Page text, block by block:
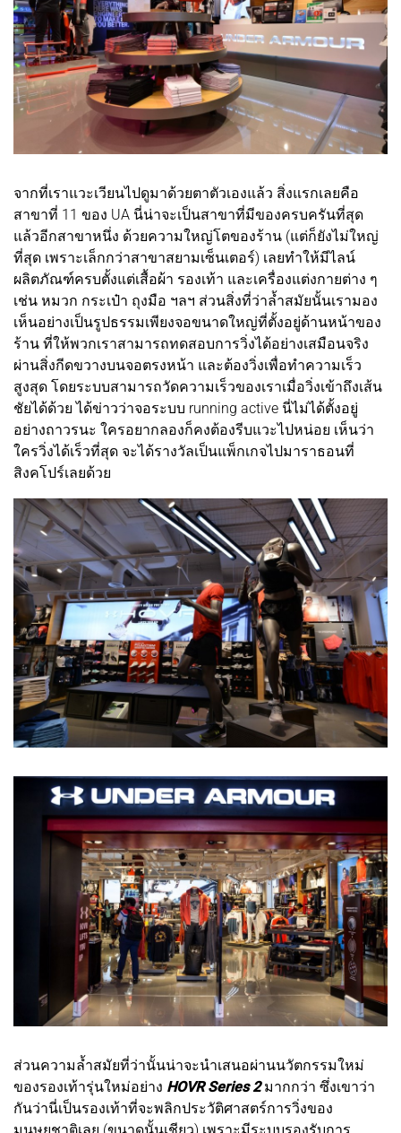
จากที่เราแวะเวียนไปดูมาด้วยตาตัวเองแล้ว สิ่งแรกเลยคือ
สาขาที่ 11 ของ UA นี่น่าจะเป็นสาขาที่มีของครบครันที่สุด
แล้วอีกสาขาหนึ่ง ด้วยความใหญ่โตของร้าน (แต่ก็ยังไม่ใหญ่
ที่สุด เพราะเล็กกว่าสาขาสยามเซ็นเตอร์) เลยทำให้มีไลน์
ผลิตภัณฑ์ครบตั้งแต่เสื้อผ้า รองเท้า และเครื่องแต่งกายต่าง ๆ
เช่น หมวก กระเป๋า ถุงมือ ฯลฯ ส่วนสิ่งที่ว่าล้ำสมัยนั้นเรามอง
เห็นอย่างเป็นรูปธรรมเพียงจอขนาดใหญ่ที่ตั้งอยู่ด้านหน้าของ
ร้าน ที่ให้พวกเราสามารถทดสอบการวิ่งได้อย่างเสมือนจริง
ผ่านสิ่งกีดขวางบนจอตรงหน้า และต้องวิ่งเพื่อทำความเร็ว
สูงสุด โดยระบบสามารถวัดความเร็วของเราเมื่อวิ่งเข้าถึงเส้น
ชัยได้ด้วย ได้ข่าวว่าจอระบบ running active นี่ไม่ได้ตั้งอยู่
อย่างถาวรนะ ใครอยากลองก็คงต้องรีบแวะไปหน่อย เห็นว่า
ใครวิ่งได้เร็วที่สุด จะได้รางวัลเป็นแพ็กเกจไปมาราธอนที่
สิงคโปร์เลยด้วย
ส่วนความล้ำสมัยที่ว่านั้นน่าจะนำเสนอผ่านนวัตกรรมใหม่
ของรองเท้ารุ่นใหม่อย่าง HOVR Series 2มากกว่า ซึ่งเขาว่า
กันว่านี่เป็นรองเท้าที่จะพลิกประวัติศาสตร์การวิ่งของ